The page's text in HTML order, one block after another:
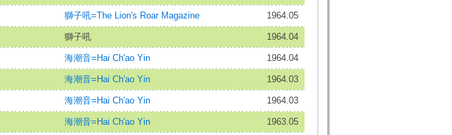
獅子吼=The Lion's Roar Magazine 1964.05
獅子吼 1964.04
海潮音=Hai Ch'ao Yin 1964.04
海潮音=Hai Ch'ao Yin 1964.03
海潮音=Hai Ch'ao Yin 1964.03
海潮音=Hai Ch'ao Yin 1963.05